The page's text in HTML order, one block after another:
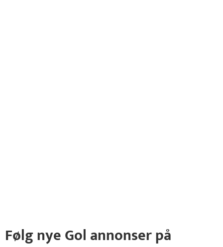
Følg nye Gol annonser på